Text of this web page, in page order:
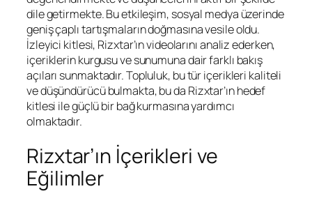
dile getirmekte. Bu etkileşim, sosyal medya üzerinde
geniş çaplı tartışmaların doğmasına vesile oldu.
İzleyici kitlesi, Rizxtar’ın videolarını analiz ederken,
içeriklerin kurgusu ve sunumuna dair farklı bakış
açıları sunmaktadır. Topluluk, bu tür içerikleri kaliteli
ve düşündürücü bulmakta, bu da Rizxtar’ın hedef
kitlesi ile güçlü bir bağ kurmasına yardımcı
olmaktadır.
Rizxtar’ın İçerikleri ve
Eğilimler